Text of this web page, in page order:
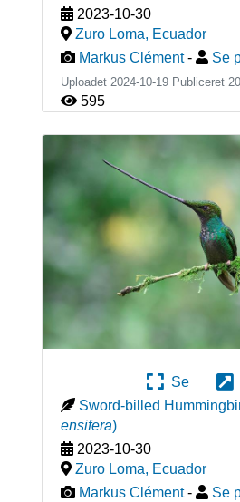
2023-10-30
Zuro Loma, Ecuador
Markus Clément - Se
Uploadet 2024-10-19 Publiceret
595
Se
Sword-billed
ensifera)
2023-10-30
Zuro Loma, Ecuador
Markus Clément - Se